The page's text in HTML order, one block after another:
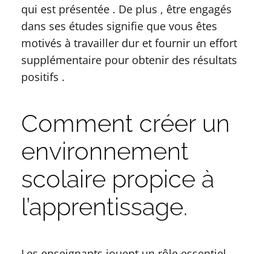
qui est présentée . De plus , être engagés
dans ses études signifie que vous êtes
motivés à travailler dur et fournir un effort
supplémentaire pour obtenir des résultats
positifs .
Comment créer un
environnement
scolaire propice à
l’apprentissage.